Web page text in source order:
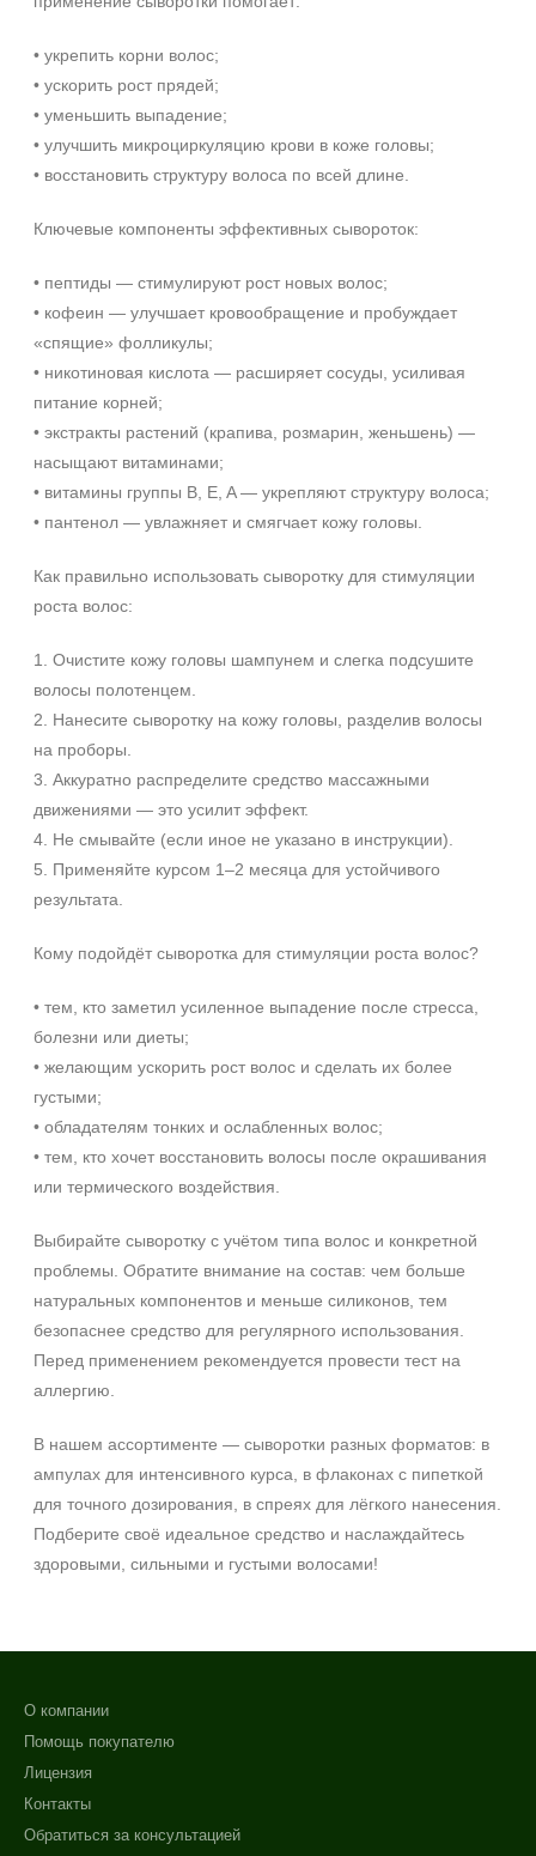
PDRN
Биотин
Гиалуроновая кислота
Время применения
Ежедневный
Форма выпуска
Подборки
Рост волос и алопеция
• укрепить корни волос;
• ускорить рост прядей;
• уменьшить выпадение;
• улучшить микроциркуляцию крови в коже головы;
• восстановить структуру волоса по всей длине.
Ключевые компоненты эффективных сывороток:
• пептиды — стимулируют рост новых волос;
• кофеин — улучшает кровообращение и пробуждает
«спящие» фолликулы;
• никотиновая кислота — расширяет сосуды, усиливая
питание корней;
• экстракты растений (крапива, розмарин, женьшень) —
насыщают витаминами;
• витамины группы B, E, A — укрепляют структуру волоса;
• пантенол — увлажняет и смягчает кожу головы.
Как правильно использовать сыворотку для стимуляции
роста волос:
1. Очистите кожу головы шампунем и слегка подсушите
волосы полотенцем.
2. Нанесите сыворотку на кожу головы, разделив волосы
на проборы.
3. Аккуратно распределите средство массажными
движениями — это усилит эффект.
4. Не смывайте (если иное не указано в инструкции).
5. Применяйте курсом 1–2 месяца для устойчивого
результата.
Кому подойдёт сыворотка для стимуляции роста волос?
• тем, кто заметил усиленное выпадение после стресса,
болезни или диеты;
• желающим ускорить рост волос и сделать их более
густыми;
• обладателям тонких и ослабленных волос;
• тем, кто хочет восстановить волосы после окрашивания
или термического воздействия.
Выбирайте сыворотку с учётом типа волос и конкретной
проблемы. Обратите внимание на состав: чем больше
натуральных компонентов и меньше силиконов, тем
безопаснее средство для регулярного использования.
Перед применением рекомендуется провести тест на
аллергию.
В нашем ассортименте — сыворотки разных форматов: в
ампулах для интенсивного курса, в флаконах с пипеткой
для точного дозирования, в спреях для лёгкого нанесения.
Подберите своё идеальное средство и наслаждайтесь
здоровыми, сильными и густыми волосами!
О компании
Помощь покупателю
Лицензия
Контакты
Обратиться за консультацией
+7 (495) 640-58-89
+7 (929) 933-09-89